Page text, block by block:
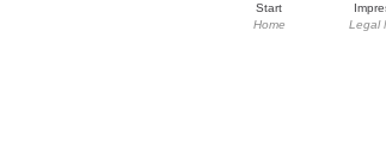
Start
Home
Legal